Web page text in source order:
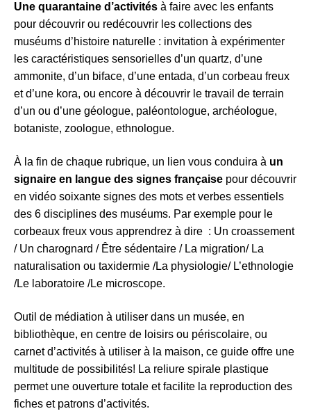
Une quarantaine d’activités à faire avec les enfants
pour découvrir ou redécouvrir les collections des
muséums d’histoire naturelle : invitation à expérimenter
les caractéristiques sensorielles d’un quartz, d’une
ammonite, d’un biface, d’une entada, d’un corbeau freux
et d’une kora, ou encore à découvrir le travail de terrain
d’un ou d’une géologue, paléontologue, archéologue,
botaniste, zoologue, ethnologue.
À la fin de chaque rubrique, un lien vous conduira à un
signaire en langue des signes française pour découvrir
en vidéo soixante signes des mots et verbes essentiels
des 6 disciplines des muséums. Par exemple pour le
corbeaux freux vous apprendrez à dire : Un croassement
/ Un charognard / Être sédentaire / La migration/ La
naturalisation ou taxidermie /La physiologie/ L’ethnologie
/Le laboratoire /Le microscope.
Outil de médiation à utiliser dans un musée, en
bibliothèque, en centre de loisirs ou périscolaire, ou
carnet d’activités à utiliser à la maison, ce guide offre une
multitude de possibilités! La reliure spirale plastique
permet une ouverture totale et facilite la reproduction des
fiches et patrons d’activités.